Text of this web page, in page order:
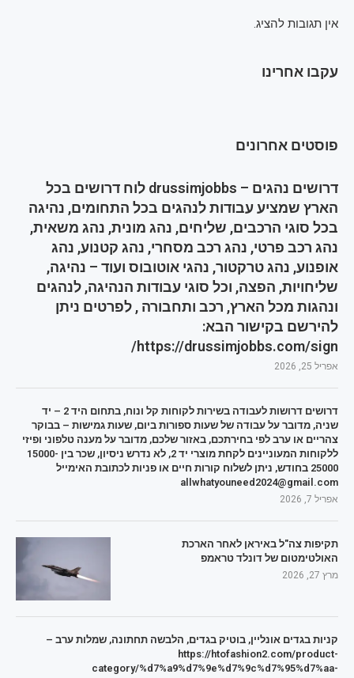
אין תגובות להציג.
עקבו אחרינו
פוסטים אחרונים
דרושים נהגים – drussimjobbs לוח דרושים בכל
הארץ שמציע עבודות לנהגים בכל התחומים, נהיגה
בכל סוגי הרכבים, שליחים, נהג מונית, נהג משאית,
נהג רכב פרטי, נהג רכב מסחרי, נהג קטנוע, נהג
אופנוע, נהג טרקטור, נהגי אוטובוס ועוד – נהיגה,
שליחויות, הפצה, וכל סוגי עבודות הנהיגה, לנהגים
ונהגות מכל הארץ, רכב ותחבורה , לפרטים ניתן
להירשם בקישור הבא:
https://drussimjobbs.com/sign/
אפריל 25, 2026
דרושים דרושות לעבודה בשירות לקוחות קל ונוח, בתחום היד 2 – יד
שניה, מדובר על עבודה של שעות ספורות ביום, שעות גמישות – בבוקר
צהריים או ערב לפי בחירתכם, באזור שלכם, מדובר על מענה טלפוני ופיזי
ללקוחות המעוניינים לקחת מוצרי יד 2, לא נדרש ניסיון, שכר בין 15000-
25000 בחודש, ניתן לשלוח קורות חיים או פניות לכתובת האימייל
allwhatyouneed2024@gmail.com
אפריל 7, 2026
תקיפות צה"ל באיראן לאחר הארכת
האולטימטום של דונלד טראמפ
מרץ 27, 2026
קניות בגדים אונליין, בוטיק בגדים, הלבשה תחתונה, שמלות ערב –
https://htofashion2.com/product-
category/%d7%a9%d7%9e%d7%9c%d7%95%d7%aa-